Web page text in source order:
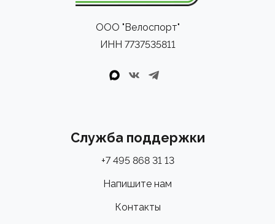
гелевыми вставками
ООО "Велоспорт"
ИНН 7737535811
Служба поддержки
+7 495 868 31 13
Напишите нам
Контакты